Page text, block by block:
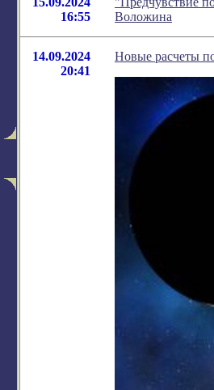
16:55
Воложина
14.09.2024
20:41
Новые расчеты